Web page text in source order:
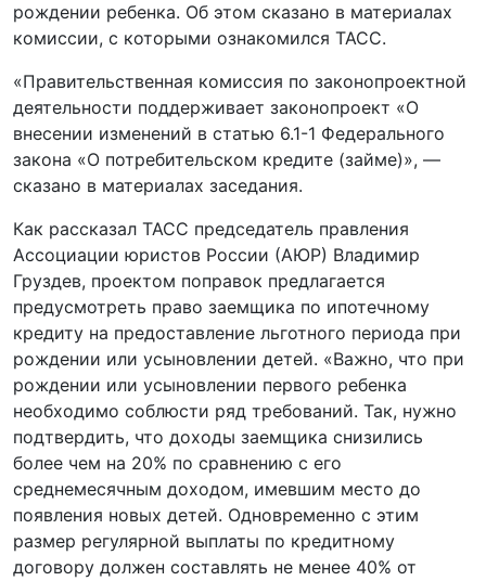
рождении ребенка. Об этом сказано в материалах
комиссии, с которыми ознакомился ТАСС.
«Правительственная комиссия по законопроектной
деятельности поддерживает законопроект «О
внесении изменений в статью 6.1-1 Федерального
закона «О потребительском кредите (займе)», —
сказано в материалах заседания.
Как рассказал ТАСС председатель правления
Ассоциации юристов России (АЮР) Владимир
Груздев, проектом поправок предлагается
предусмотреть право заемщика по ипотечному
кредиту на предоставление льготного периода при
рождении или усыновлении детей. «Важно, что при
рождении или усыновлении первого ребенка
необходимо соблюсти ряд требований. Так, нужно
подтвердить, что доходы заемщика снизились
более чем на 20% по сравнению с его
среднемесячным доходом, имевшим место до
появления новых детей. Одновременно с этим
размер регулярной выплаты по кредитному
договору должен составлять не менее 40% от